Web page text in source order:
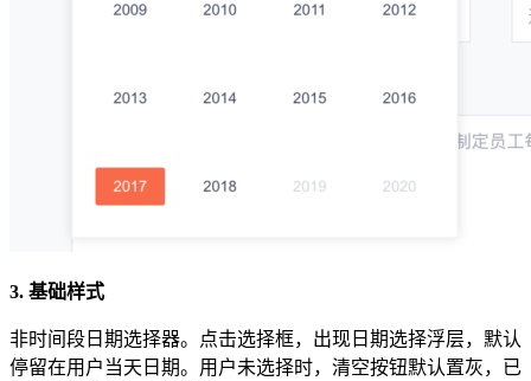
3. 基础样式
非时间段日期选择器。点击选择框，出现日期选择浮层，默认
停留在用户当天日期。用户未选择时，清空按钮默认置灰，已